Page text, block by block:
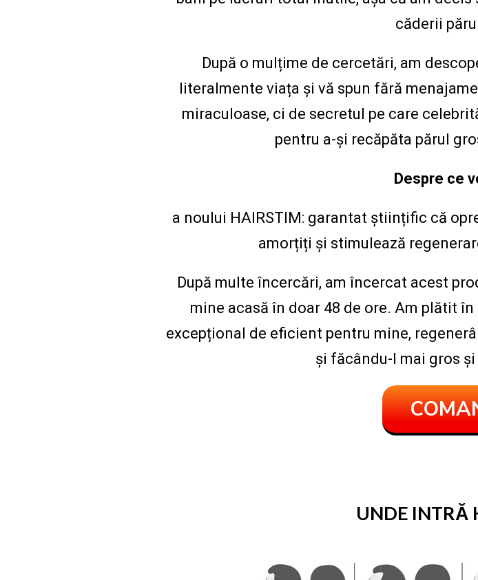
căderii
După o mulțime de cercetări, am
literalmente viața și vă spun fără
miraculoase, ci de secretul pe care
pentru a-și recăpăta părul
Despre ce
a noului HAIRSTIM: garantat științific că
amorțiți și stimulează
După multe încercări, am încercat acest
mine acasă în doar 48 de ore. Am plătit
excepțional de eficient pentru mine,
și făcându-l mai gros
UNDE INTRĂ